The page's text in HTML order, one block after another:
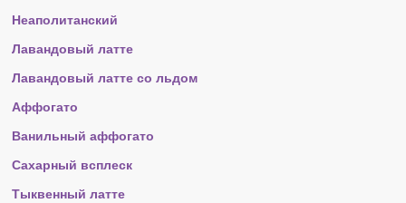
Неаполитанский
Лавандовый латте
Лавандовый латте со льдом
Аффогато
Ванильный аффогато
Сахарный всплеск
Тыквенный латте